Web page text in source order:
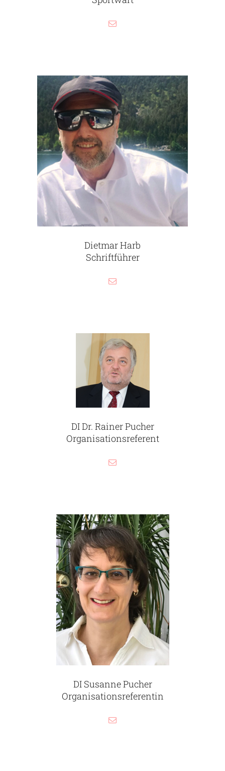
Dietmar Harb
Schriftführer
DI Dr. Rainer Pucher
Organisationsreferent
DI Susanne Pucher
Organisationsreferentin